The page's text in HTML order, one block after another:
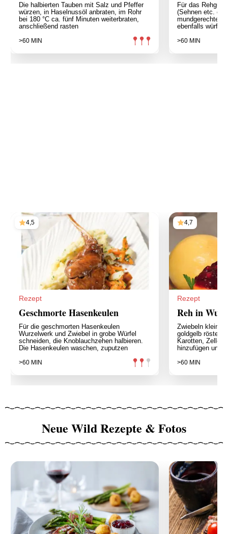
Die halbierten Tauben mit Salz und Pfeffer
würzen, in Haselnussöl anbraten, im Rohr
bei 180 °C ca. fünf Minuten weiterbraten,
anschließend rasten
>60 MIN
Für das
(Sehnen etc.
mundgerechte
ebenfalls
>60 MIN
4,5
Rezept
Geschmorte Hasenkeulen
Für die geschmorten Hasenkeulen
Wurzelwerk und Zwiebel in grobe Würfel
schneiden, die Knoblauchzehen halbieren.
Die Hasenkeulen waschen, zuputzen
>60 MIN
4,7
Rezept
Reh in
Zwiebeln klein
goldgelb rösten.
Karotten, Zeller
hinzufügen und
>60 MIN
Neue Wild Rezepte & Fotos